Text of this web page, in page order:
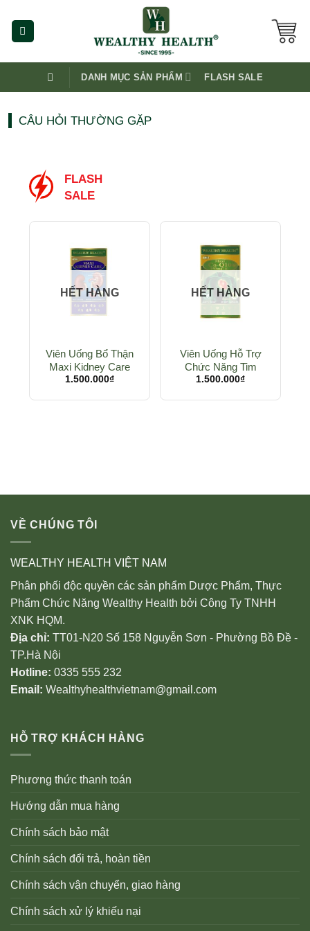
content
DANH MỤC SẢN PHẨM FLASH SALE
CÂU HỎI THƯỜNG GẶP
FLASH
SALE
HẾT HÀNG
Viên Uống Bổ Thận
Maxi Kidney Care
1.500.000₫
HẾT HÀNG
Viên Uống Hỗ Trợ
Chức Năng Tim
CoQ10 150mg + E
1.500.000₫
VỀ CHÚNG TÔI
WEALTHY HEALTH VIỆT NAM
Phân phối độc quyền các sản phẩm Dược Phẩm, Thực
Phẩm Chức Năng Wealthy Health bởi Công Ty TNHH
XNK HQM.
Địa chỉ: TT01-N20 Số 158 Nguyễn Sơn - Phường Bồ Đề -
TP.Hà Nội
Hotline: 0335 555 232
Email: Wealthyhealthvietnam@gmail.com
HỖ TRỢ KHÁCH HÀNG
Phương thức thanh toán
Hướng dẫn mua hàng
Chính sách bảo mật
Chính sách đổi trả, hoàn tiền
Chính sách vận chuyển, giao hàng
Chính sách xử lý khiếu nại